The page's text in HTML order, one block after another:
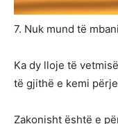
7. Nuk mund të
Ka dy lloje të
të gjithë e kemi
Zakonisht është e